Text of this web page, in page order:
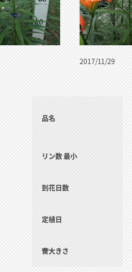
2017/11/29
品名
リン数 最小
到花日数
定植日
蕾大きさ